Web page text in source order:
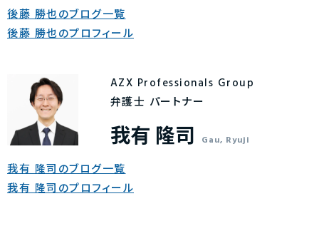
後藤 勝也のブログ一覧
後藤 勝也のプロフィール
AZX Professionals Group
弁護士 パートナー
我有 隆司 Gau, Ryuji
我有 隆司のブログ一覧
我有 隆司のプロフィール